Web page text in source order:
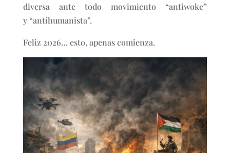
diversa ante todo movimiento “antiwoke”
y “antihumanista”.
Feliz 2026… esto, apenas comienza.